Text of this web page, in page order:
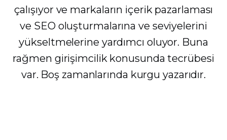
çalışıyor ve markaların içerik pazarlaması
ve SEO oluşturmalarına ve seviyelerini
yükseltmelerine yardımcı oluyor. Buna
rağmen girişimcilik konusunda tecrübesi
var. Boş zamanlarında kurgu yazarıdır.